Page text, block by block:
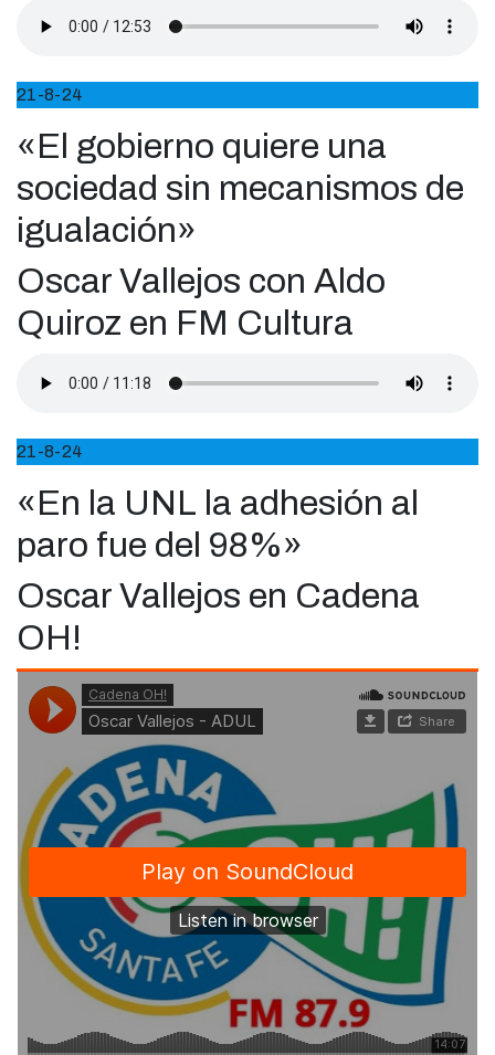
21-8-24
«El gobierno quiere una
sociedad sin mecanismos de
igualación»
Oscar Vallejos con Aldo
Quiroz en FM Cultura
21-8-24
«En la UNL la adhesión al
paro fue del 98%»
Oscar Vallejos en Cadena
OH!